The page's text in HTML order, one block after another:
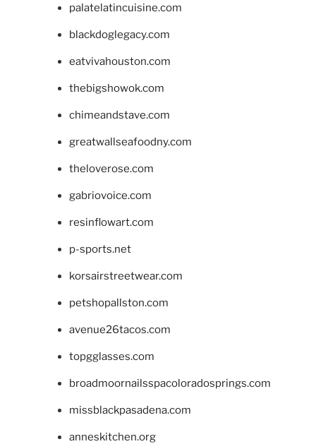
palatelatincuisine.com
blackdoglegacy.com
eatvivahouston.com
thebigshowok.com
chimeandstave.com
greatwallseafoodny.com
theloverose.com
gabriovoice.com
resinflowart.com
p-sports.net
korsairstreetwear.com
petshopallston.com
avenue26tacos.com
topgglasses.com
broadmoornailsspacoloradosprings.com
missblackpasadena.com
anneskitchen.org